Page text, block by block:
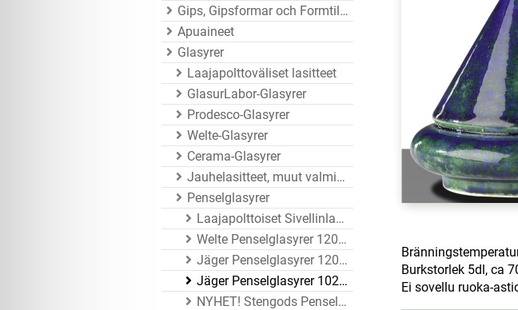
Gips, Gipsformar och Formtillbehör
Apuaineet
Glasyrer
Laajapolttoväliset lasitteet
GlasurLabor-Glasyrer
Prodesco-Glasyrer
Welte-Glasyrer
Cerama-Glasyrer
Jauhelasitteet, muut valmistajat
Penselglasyrer
Laajapolttoiset Sivellinlasitteet
Welte Penselglasyrer 1200 - 1250°C
Jäger Penselglasyrer 1200 - 1260°C
Jäger Penselglasyrer 1020 - 1080°C
NYHET! Stengods Penselglasyrer
Burkstorlek 5dl, ca
Ei sovellu ruoka-